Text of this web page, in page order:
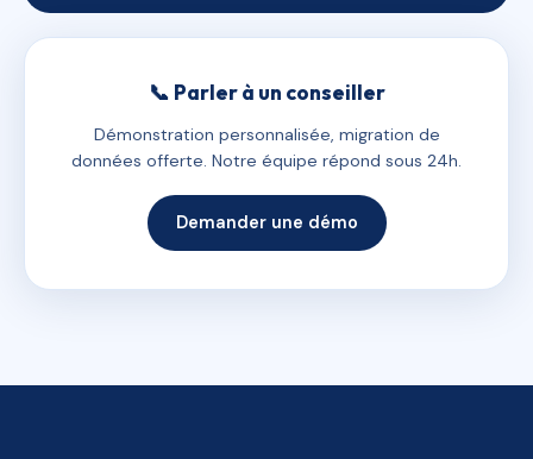
📞 Parler à un conseiller
Démonstration personnalisée, migration de
données offerte. Notre équipe répond sous 24h.
Demander une démo